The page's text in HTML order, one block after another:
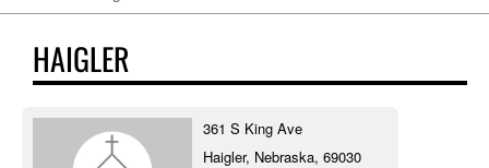
HAIGLER
361 S King Ave
Haigler, Nebraska, 69030